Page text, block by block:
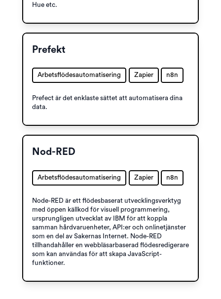
Hue etc.
Prefekt
Arbetsflödesautomatisering Zapier n8n
Prefect är det enklaste sättet att automatisera dina
data.
Nod-RED
Arbetsflödesautomatisering Zapier n8n
Node-RED är ett flödesbaserat utvecklingsverktyg
med öppen källkod för visuell programmering,
ursprungligen utvecklat av IBM för att koppla
samman hårdvaruenheter, API:er och onlinetjänster
som en del av Sakernas Internet. Node-RED
tillhandahåller en webbläsarbaserad flödesredigerare
som kan användas för att skapa JavaScript-
funktioner.